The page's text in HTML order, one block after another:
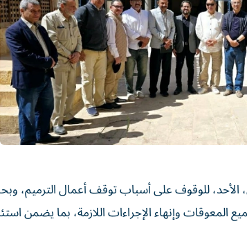
الأحد، للوقوف على أسباب توقف أعمال الترميم،
وإنهاء الإجراءات اللازمة، بما يضمن